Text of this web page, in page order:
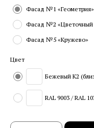
Фасад №1 «Геометрия»
Фасад №2 «Цветочный
Фасад №5 «Кружево»
Цвет
Бежевый K2
RAL 9003 / RAL